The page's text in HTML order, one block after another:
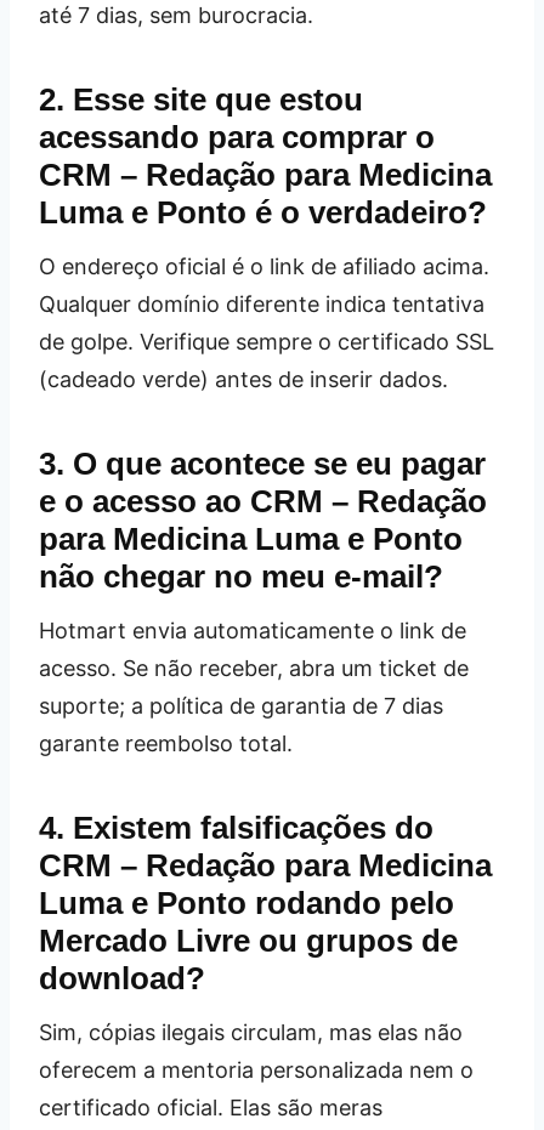
até 7 dias, sem burocracia.
2. Esse site que estou
acessando para comprar o
CRM – Redação para Medicina
Luma e Ponto é o verdadeiro?
O endereço oficial é o link de afiliado acima.
Qualquer domínio diferente indica tentativa
de golpe. Verifique sempre o certificado SSL
(cadeado verde) antes de inserir dados.
3. O que acontece se eu pagar
e o acesso ao CRM – Redação
para Medicina Luma e Ponto
não chegar no meu e‑mail?
Hotmart envia automaticamente o link de
acesso. Se não receber, abra um ticket de
suporte; a política de garantia de 7 dias
garante reembolso total.
4. Existem falsificações do
CRM – Redação para Medicina
Luma e Ponto rodando pelo
Mercado Livre ou grupos de
download?
Sim, cópias ilegais circulam, mas elas não
oferecem a mentoria personalizada nem o
certificado oficial. Elas são meras